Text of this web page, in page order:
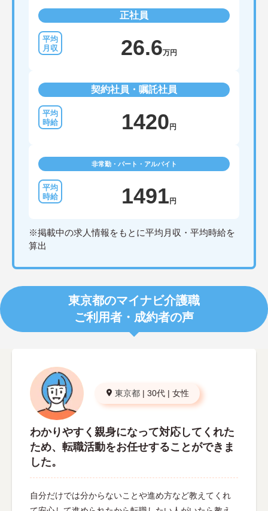
正社員
26.6万円
契約社員・嘱託社員
1420円
非常勤・パート・アルバイト
1491円
※掲載中の求人情報をもとに平均月収・平均時給を
算出
東京都のマイナビ介護職
ご利用者・成約者の声
東京都 | 30代 | 女性
わかりやすく親身になって対応してくれた
ため、転職活動をお任せすることができま
した。
自分だけでは分からないことや進め方など教えてくれ